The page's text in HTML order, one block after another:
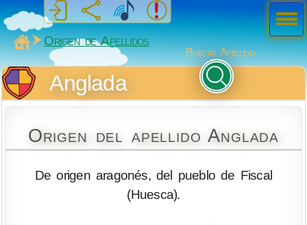
MiSabueso
Origen de Apellidos
Buscar Apellido
Anglada
Origen del apellido Anglada
De origen aragonés, del pueblo de Fiscal
(Huesca).
Men
ú